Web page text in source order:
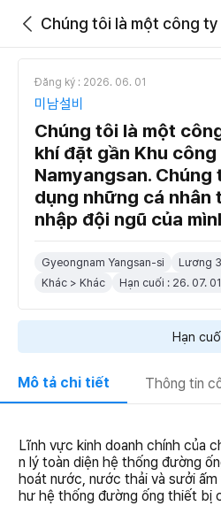
Đăng ký : 2026. 06. 01
미남설비
Chúng tôi là một
khí đặt gần Khu
Namyangsan.
dụng những cá nhân
nhập đội ngũ của
Gyeongnam Yangsan-si
Lương
Khác > Khác
Hạn cuối : 26. 07.
Hạn
Mô tả chi tiết Thông tin
Lĩnh vực kinh doanh chính của
n lý toàn diện hệ thống đường
hoát nước, nước thải và sưởi
hư hệ thống đường ống thiết bị